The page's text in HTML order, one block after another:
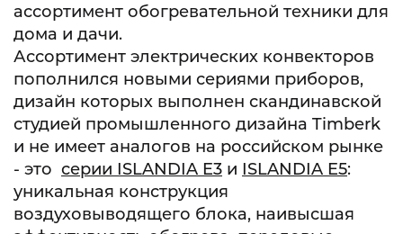
ассортимент обогревательной техники для
дома и дачи.
Ассортимент электрических конвекторов
пополнился новыми сериями приборов,
дизайн которых выполнен скандинавской
студией промышленного дизайна Timberk
и не имеет аналогов на российском рынке
- это серии ISLANDIA E3 и ISLANDIA E5:
уникальная конструкция
воздуховыводящего блока, наивысшая